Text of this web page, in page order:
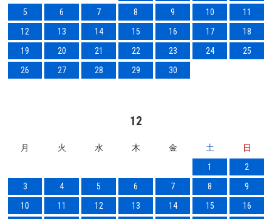
5
6 7 8 9 10
11
12
13 14 15 16 17
18
19
20 21 22 23 24
25
26
27 28 29 30
12
月 火 水 木 金 土
日
1
2
3
4 5 6 7 8
9
10
11 12 13 14 15
16